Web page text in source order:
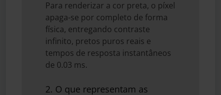
Para renderizar a cor preta, o píxel
apaga-se por completo de forma
física, entregando contraste
infinito, pretos puros reais e
tempos de resposta instantâneos
de 0.03 ms.
2. O que representam as